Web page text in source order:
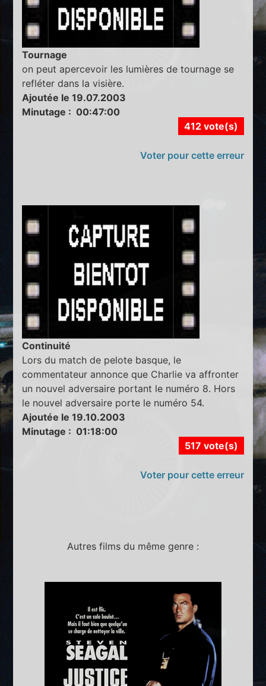
Tournage
on peut apercevoir les lumières de tournage se
refléter dans la visière.
Ajoutée le 19.07.2003
Minutage : 00:47:00
412 vote(s)
Voter pour cette erreur
Continuité
Lors du match de pelote basque, le
commentateur annonce que Charlie va affronter
un nouvel adversaire portant le numéro 8. Hors
le nouvel adversaire porte le numéro 54.
Ajoutée le 19.10.2003
Minutage : 01:18:00
517 vote(s)
Voter pour cette erreur
Autres films du même genre :